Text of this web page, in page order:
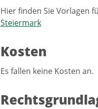
Hier finden Sie Vorlagen
Steiermark
Kosten
Es fallen keine Kosten an.